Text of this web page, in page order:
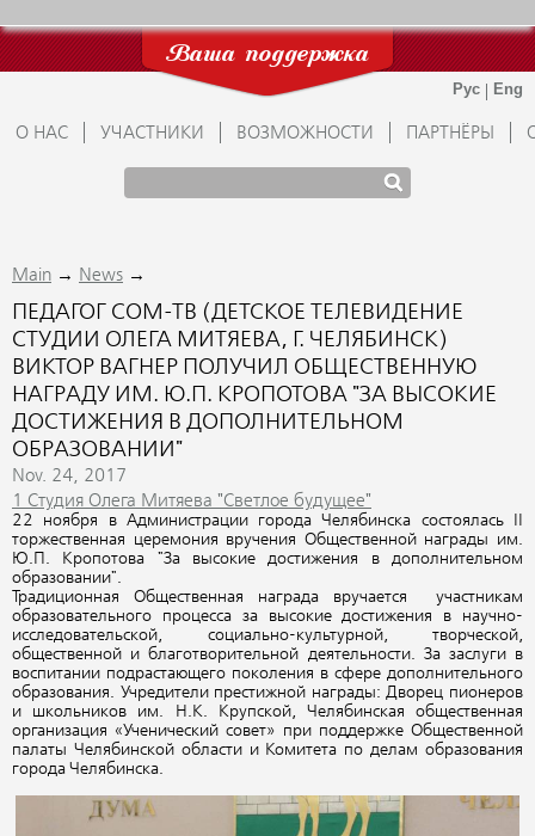
Ваша поддержка
О НАС УЧАСТНИКИ ВОЗМОЖНОСТИ ПАРТНЁРЫ
Main → News →
ПЕДАГОГ СОМ-ТВ (ДЕТСКОЕ ТЕЛЕВИДЕНИЕ
СТУДИИ ОЛЕГА МИТЯЕВА, Г. ЧЕЛЯБИНСК)
ВИКТОР ВАГНЕР ПОЛУЧИЛ ОБЩЕСТВЕННУЮ
НАГРАДУ ИМ. Ю.П. КРОПОТОВА "ЗА ВЫСОКИЕ
ДОСТИЖЕНИЯ В ДОПОЛНИТЕЛЬНОМ
ОБРАЗОВАНИИ"
Nov. 24, 2017
1 Студия Олега Митяева "Светлое будущее"
22 ноября в Администрации города Челябинска состоялась II
торжественная церемония вручения Общественной награды им.
Ю.П. Кропотова "За высокие достижения в дополнительном
образовании".
Традиционная Общественная награда вручается участникам
образовательного процесса за высокие достижения в научно-
исследовательской, социально-культурной, творческой,
общественной и благотворительной деятельности. За заслуги в
воспитании подрастающего поколения в сфере дополнительного
образования. Учредители престижной награды: Дворец пионеров
и школьников им. Н.К. Крупской, Челябинская общественная
организация «Ученический совет» при поддержке Общественной
палаты Челябинской области и Комитета по делам образования
города Челябинска.